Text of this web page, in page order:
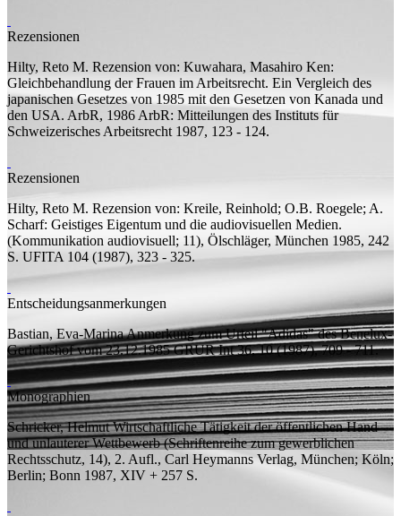
Rezensionen
Hilty, Reto M. Rezension von: Kuwahara, Masahiro Ken:
Gleichbehandlung der Frauen im Arbeitsrecht. Ein Vergleich des
japanischen Gesetzes von 1985 mit den Gesetzen von Kanada und
den USA. ArbR, 1986 ArbR: Mitteilungen des Instituts für
Schweizerisches Arbeitsrecht 1987, 123 - 124.
Rezensionen
Hilty, Reto M. Rezension von: Kreile, Reinhold; O.B. Roegele; A.
Scharf: Geistiges Eigentum und die audiovisuellen Medien.
(Kommunikation audiovisuell; 11), Ölschläger, München 1985, 242
S. UFITA 104 (1987), 323 - 325.
Entscheidungsanmerkungen
Bastian, Eva-MarinaAnmerkung zum Urteil "Adidas" des Benelux-
Gerichtshof vom 23.12.1985GRUR Int 36, 10 (1987), 709 - 711.
Monographien
Schricker, Helmut Wirtschaftliche Tätigkeit der öffentlichen Hand
und unlauterer Wettbewerb(Schriftenreihe zum gewerblichen
Rechtsschutz, 14), 2. Aufl., Carl Heymanns Verlag, München; Köln;
Berlin; Bonn 1987, XIV + 257 S.